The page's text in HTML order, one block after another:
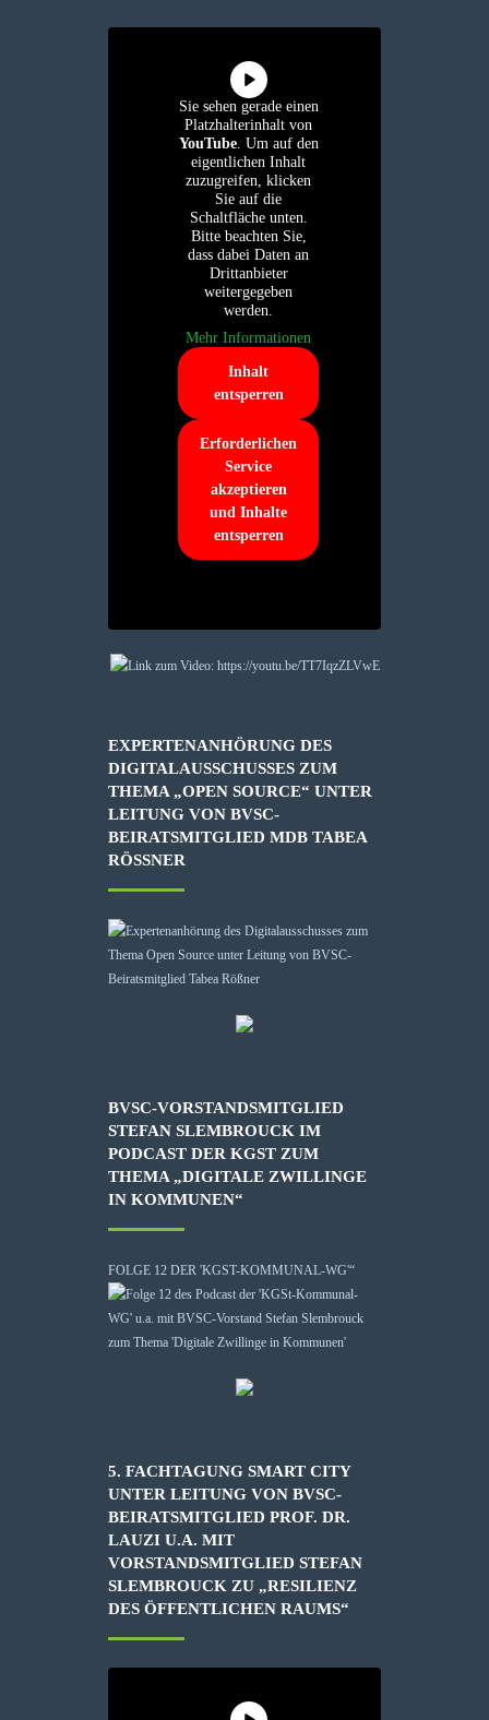
Sie sehen gerade einen
Platzhalterinhalt von
YouTube. Um auf den
eigentlichen Inhalt
zuzugreifen, klicken
Sie auf die
Schaltfläche unten.
Bitte beachten Sie,
dass dabei Daten an
Drittanbieter
weitergegeben
werden.
Mehr Informationen
Inhalt
entsperren
Erforderlichen
Service
akzeptieren
und Inhalte
entsperren
EXPERTENANHÖRUNG DES
DIGITALAUSSCHUSSES ZUM
THEMA „OPEN SOURCE“ UNTER
LEITUNG VON BVSC-
BEIRATSMITGLIED MDB TABEA
RÖSSNER
BVSC-VORSTANDSMITGLIED
STEFAN SLEMBROUCK IM
PODCAST DER KGST ZUM
THEMA „DIGITALE ZWILLINGE
IN KOMMUNEN“
FOLGE 12 DER 'KGST-KOMMUNAL-WG'“
5. FACHTAGUNG SMART CITY
UNTER LEITUNG VON BVSC-
BEIRATSMITGLIED PROF. DR.
LAUZI U.A. MIT
VORSTANDSMITGLIED STEFAN
SLEMBROUCK ZU „RESILIENZ
DES ÖFFENTLICHEN RAUMS“